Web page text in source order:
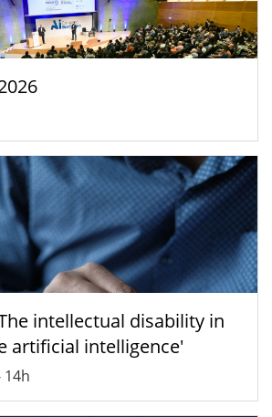
intellectual disability in
artificial intelligence'
14h